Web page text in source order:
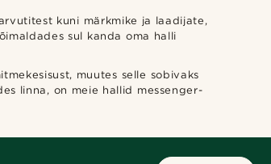
kuni märkmike ja laadijate,
sul kanda oma halli
muutes selle sobivaks
linna, on meie hallid messenger-